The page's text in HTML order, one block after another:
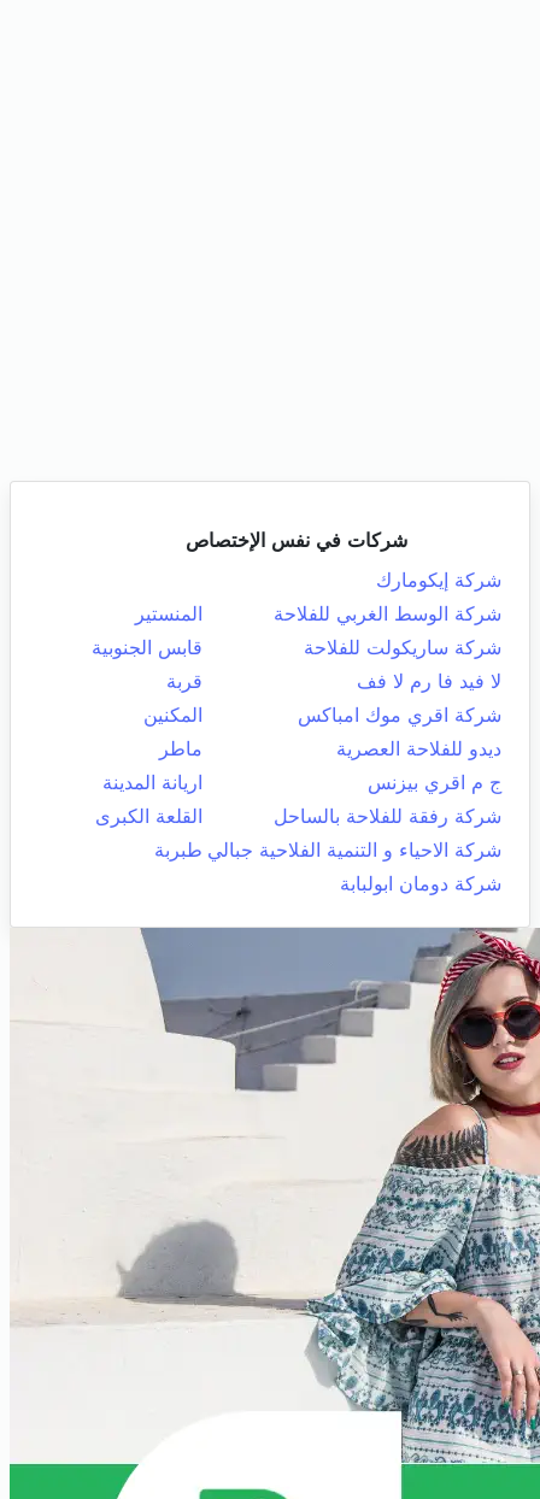
شركات في نفس الإختصاص
شركة إيكومارك
شركة الوسط الغربي للفلاحة
المنستير
شركة ساريكولت للفلاحة
قابس الجنوبية
لا فيد فا رم لا فف
قربة
شركة اقري موك امباكس
المكنين
ديدو للفلاحة العصرية
ماطر
ج م اقري بيزنس
اريانة المدينة
شركة رفقة للفلاحة بالساحل
القلعة الكبرى
شركة الاحياء و التنمية الفلاحية جبالي طبربة
شركة دومان ابولبابة